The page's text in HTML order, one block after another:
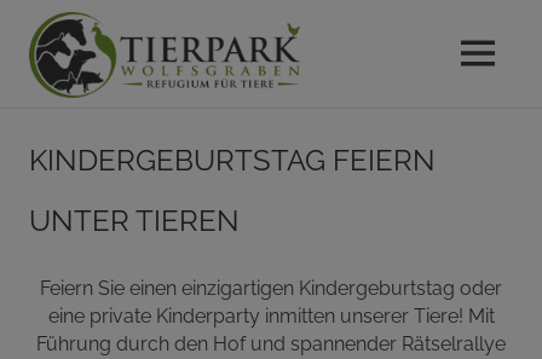
Inhalt
springen
Tierpark
Wolfsgraben
für
im
Wienerwald
MENU
Kindergeburtstag feiern
unter Tieren
Feiern Sie einen einzigartigen Kindergeburtstag oder
eine private Kinderparty inmitten unserer Tiere! Mit
Führung durch den Hof und spannender Rätselrallye